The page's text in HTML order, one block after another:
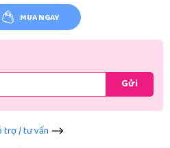
MUA NGAY
Gửi
trợ / tư vấn